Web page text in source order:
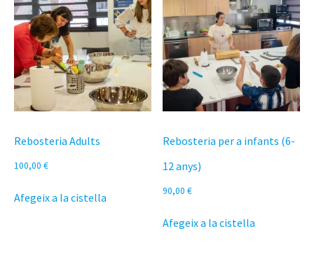
Rebosteria Adults
100,00 €
Afegeix a la cistella
Rebosteria per a infants (6-
12 anys)
90,00€
Afegeix a la cistella